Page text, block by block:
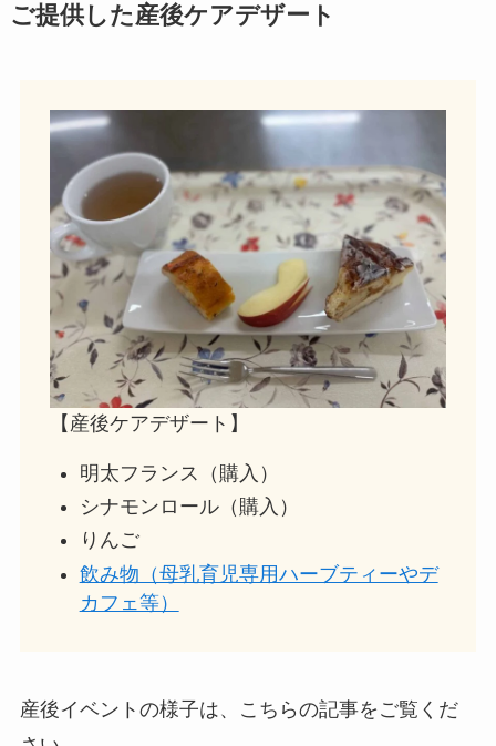
ご提供した産後ケアデザート
【産後ケアデザート】
明太フランス（購入）
シナモンロール（購入）
りんご
飲み物（母乳育児専用ハーブティーやデ
カフェ等）
産後イベントの様子は、こちらの記事をご覧くだ